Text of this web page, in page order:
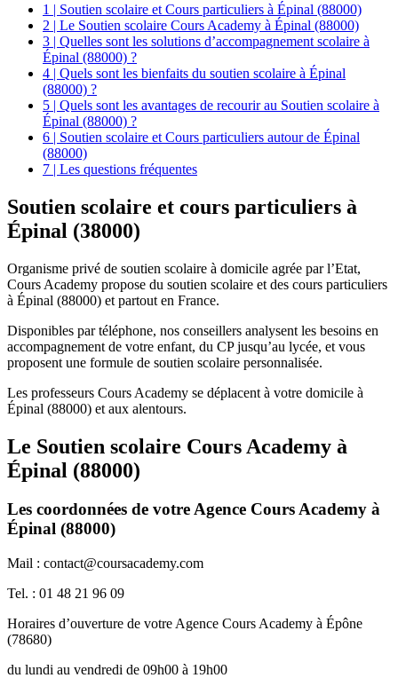
1 | Soutien scolaire et Cours particuliers à Épinal (88000)
2 | Le Soutien scolaire Cours Academy à Épinal (88000)
3 | Quelles sont les solutions d’accompagnement scolaire à
Épinal (88000) ?
4 | Quels sont les bienfaits du soutien scolaire à Épinal
(88000) ?
5 | Quels sont les avantages de recourir au Soutien scolaire à
Épinal (88000) ?
6 | Soutien scolaire et Cours particuliers autour de Épinal
(88000)
7 | Les questions fréquentes
Soutien scolaire et cours particuliers à
Épinal (38000)
Organisme privé de soutien scolaire à domicile agrée par l’Etat,
Cours Academy propose du soutien scolaire et des cours particuliers
à Épinal (88000) et partout en France.
Disponibles par téléphone, nos conseillers analysent les besoins en
accompagnement de votre enfant, du CP jusqu’au lycée, et vous
proposent une formule de soutien scolaire personnalisée.
Les professeurs Cours Academy se déplacent à votre domicile à
Épinal (88000) et aux alentours.
Le Soutien scolaire Cours Academy à
Épinal (88000)
Les coordonnées de votre Agence Cours Academy à
Épinal (88000)
Mail : contact@coursacademy.com
Tel. : 01 48 21 96 09
Horaires d’ouverture de votre Agence Cours Academy à Épône
(78680)
du lundi au vendredi de 09h00 à 19h00